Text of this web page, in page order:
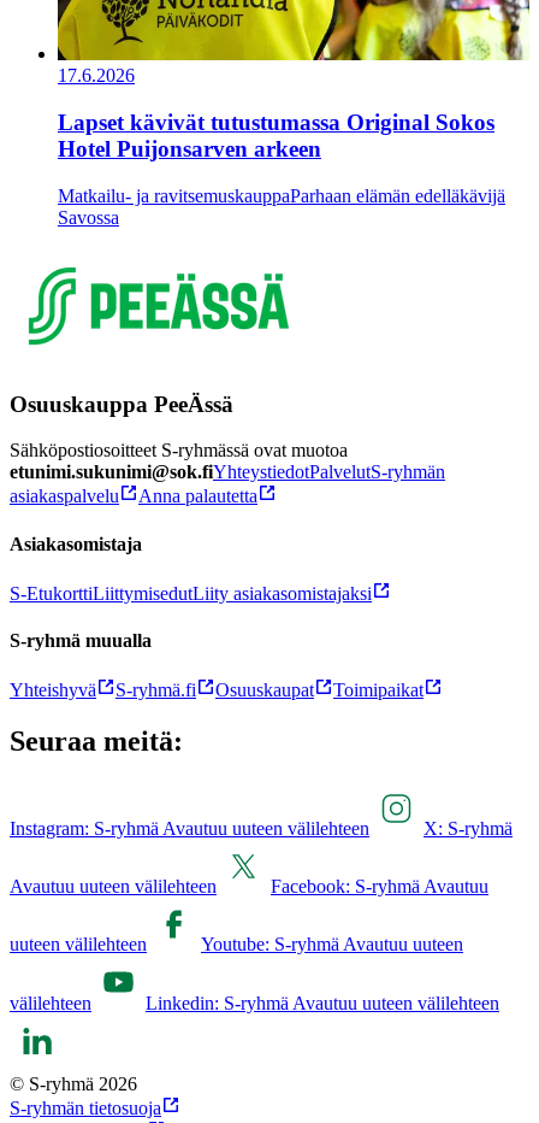
17.6.2026
Lapset kävivät tutustumassa Original Sokos
Hotel Puijonsarven arkeen
Matkailu- ja ravitsemuskauppaParhaan elämän edelläkävijä
Savossa
Osuuskauppa PeeÄssä
Sähköpostiosoitteet S-ryhmässä ovat muotoa
etunimi.sukunimi@sok.fiYhteystiedotPalvelutS-ryhmän
asiakaspalvelu
Anna palautetta
Asiakasomistaja
S-EtukorttiLiittymisedutLiity asiakasomistajaksi
S-ryhmä muualla
Yhteishyvä S-ryhmä.fi Osuuskaupat Toimipaikat
Seuraa meitä:
Instagram: S-ryhmä Avautuu uuteen välilehteen X: S-ryhmä
Avautuu uuteen välilehteen Facebook: S-ryhmä Avautuu
uuteen välilehteen Youtube: S-ryhmä Avautuu uuteen
välilehteen Linkedin: S-ryhmä Avautuu uuteen välilehteen
© S-ryhmä 2026
S-ryhmän tietosuoja